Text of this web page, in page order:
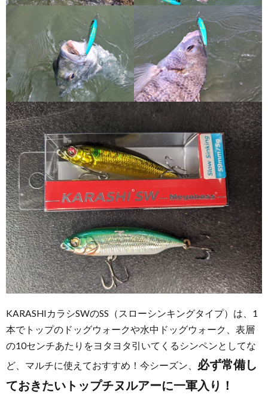
KARASHIカラシSWのSS（スローシンキングタイプ）は、1
本でトップのドッグウォークや水中ドッグウォーク、表層
の10センチあたりをヨタヨタ引いてくるシンペンとしてな
ど、マルチに使えておすすめ！今シーズン、 必ず常備し
ておきたいトップチヌルアーに一軍入り！